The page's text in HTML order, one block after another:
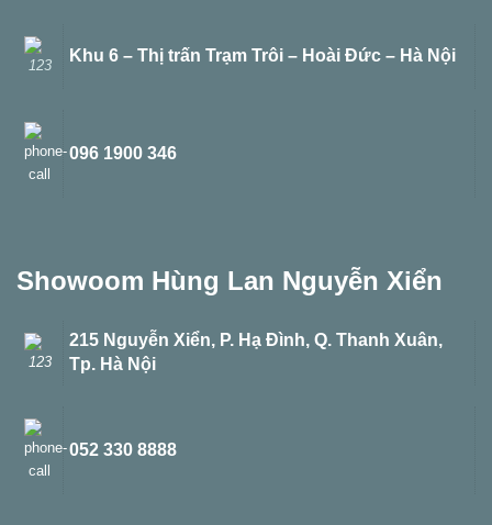
Khu 6 – Thị trấn Trạm Trôi – Hoài Đức – Hà Nội
096 1900 346
Showoom Hùng Lan Nguyễn Xiển
215 Nguyễn Xiển, P. Hạ Đình, Q. Thanh Xuân,
Tp. Hà Nội
052 330 8888